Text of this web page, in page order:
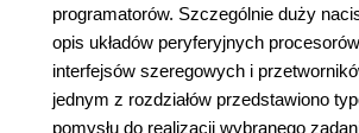
programatorów. Szczególnie duży
opis układów peryferyjnych
interfejsów szeregowych i
jednym z rozdziałów przedstawiono
pomysłu do realizacji wybranego